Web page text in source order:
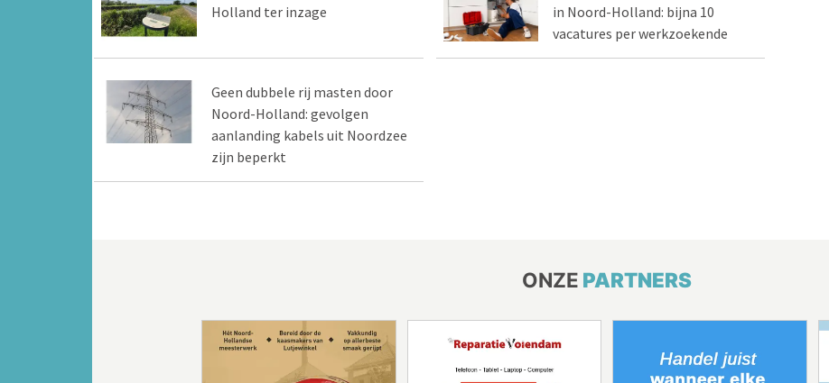
Holland ter inzage
in Noord-Holland: bijna 10
vacatures per werkzoekende
Geen dubbele rij masten door
Noord-Holland: gevolgen
aanlanding kabels uit Noordzee
zijn beperkt
ONZE PARTNERS